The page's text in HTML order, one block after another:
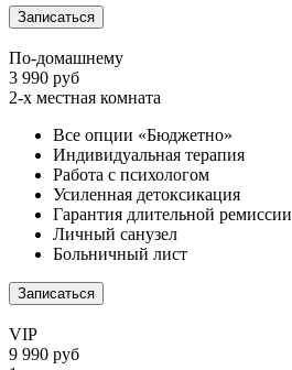
Записаться
По-домашнему
3 990 руб
2-х местная комната
Все опции «Бюджетно»
Индивидуальная терапия
Работа с психологом
Усиленная детоксикация
Гарантия длительной ремиссии
Личный санузел
Больничный лист
Записаться
VIP
9 990 руб